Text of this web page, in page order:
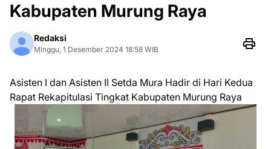
Kabupaten Murung Raya
Redaksi
Minggu, 1 Desember 2024 18:58 WIB
Asisten I dan Asisten II Setda Mura Hadir di Hari Kedua
Rapat Rekapitulasi Tingkat Kabupaten Murung Raya